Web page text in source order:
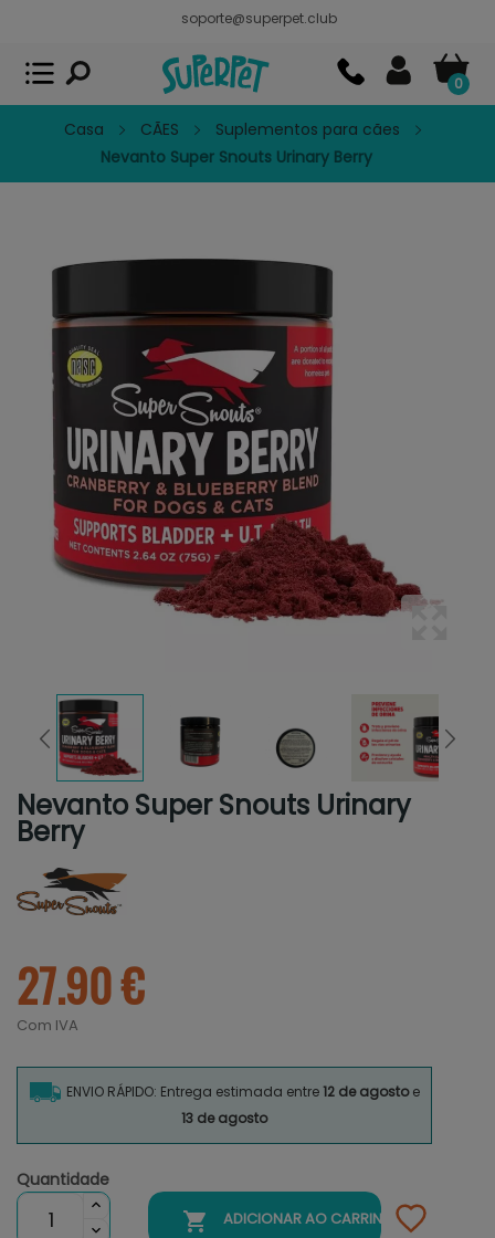
soporte@superpet.club
0
Casa CÃES
Suplementos para cães
Nevanto Super Snouts Urinary Berry
Nevanto Super Snouts Urinary
Berry
27.90 €
Com IVA
ENVIO RÁPIDO: Entrega estimada entre12 de agostoe
13 de agosto
Quantidade
 ADICIONAR AO CARRINHO
Superpet, comida para mascotas
APP GRATIS - En Google Play